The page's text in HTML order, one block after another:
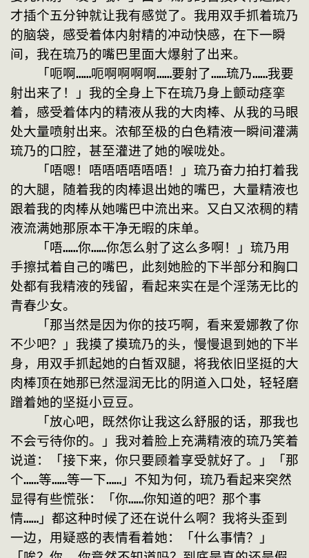
才插个五分钟就让我有感觉了。我用双手抓着琉乃
的脑袋，感受着体内射精的冲动快感，在下一瞬
间，我在琉乃的嘴巴里面大爆射了出来。
「呃啊……呃啊啊啊啊……要射了……琉乃……我要
射出来了！」我的全身上下在琉乃身上颤动痉挛
着，感受着体内的精液从我的大肉棒、从我的马眼
处大量喷射出来。浓郁至极的白色精液一瞬间灌满
琉乃的口腔，甚至灌进了她的喉咙处。
「唔嗯！唔唔唔唔唔唔！」琉乃奋力拍打着我
的大腿，随着我的肉棒退出她的嘴巴，大量精液也
跟着我的肉棒从她嘴巴中流出来。又白又浓稠的精
液流满她那原本干净无暇的床单。
「唔……你……你怎么射了这么多啊！」琉乃用
手擦拭着自己的嘴巴，此刻她脸的下半部分和胸口
处都有我精液的残留，看起来实在是个淫荡无比的
青春少女。
「那当然是因为你的技巧啊，看来爱娜教了你
不少吧？」我摸了摸琉乃的头，慢慢退到她的下半
身，用双手抓起她的白皙双腿，将我依旧坚挺的大
肉棒顶在她那已然湿润无比的阴道入口处，轻轻磨
蹭着她的坚挺小豆豆。
「放心吧，既然你让我这么舒服的话，那我也
不会亏待你的。」我对着脸上充满精液的琉乃笑着
说道：「接下来，你只要顾着享受就好了。」「那
个……等……等一下……」不知为何，琉乃看起来突然
显得有些慌张：「你……你知道的吧？那个事
情……」都这种时候了还在说什么啊？我将头歪到
一边，用疑惑的表情看着她：「什么事情？」